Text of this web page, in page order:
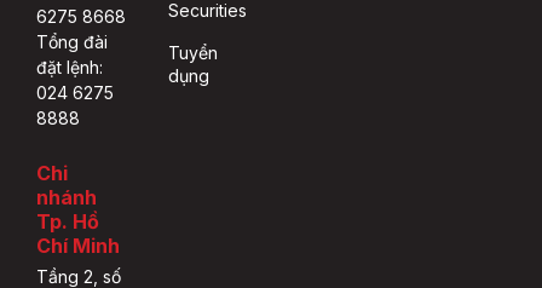
6275 8668
Tổng đài
đặt lệnh:
024 6275
8888
Chi
nhánh
Tp. Hồ
Chí Minh
Tầng 2, số
Securities
Tuyển
dụng